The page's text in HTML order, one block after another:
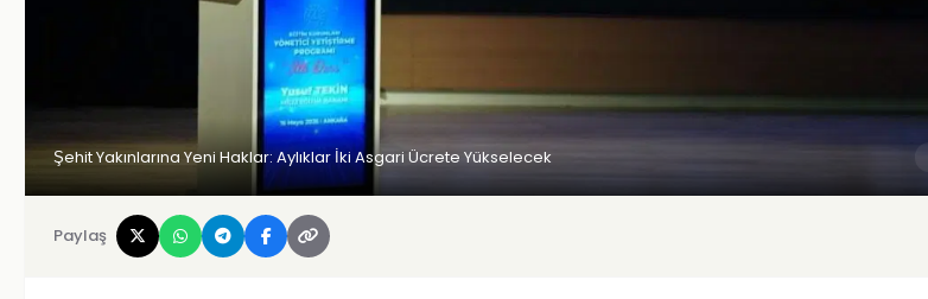
Şehit Yakınlarına Yeni Haklar: Aylıklar İki Asgari Ücrete Yükselecek
Paylaş